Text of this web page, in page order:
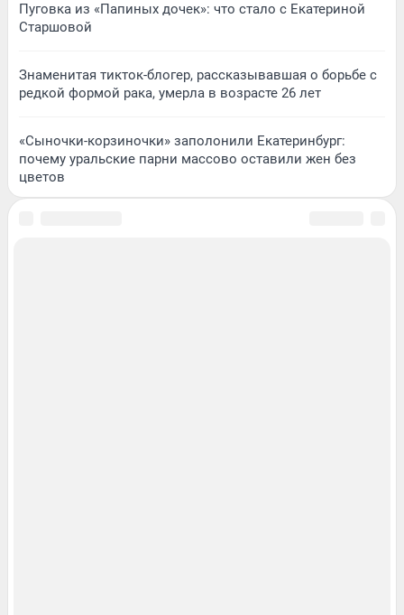
Пуговка из «Папиных дочек»: что стало с Екатериной
Старшовой
Знаменитая тикток-блогер, рассказывавшая о борьбе с
редкой формой рака, умерла в возрасте 26 лет
«Сыночки-корзиночки» заполонили Екатеринбург:
почему уральские парни массово оставили жен без
цветов